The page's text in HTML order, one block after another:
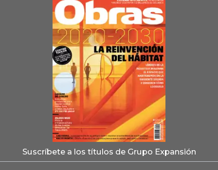
Suscríbete a los títulos de Grupo Expansión